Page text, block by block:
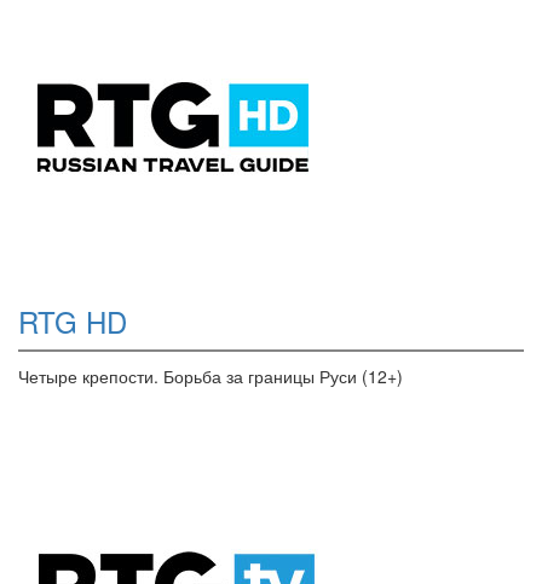
RTG HD
Четыре крепости. Борьба за границы Руси (12+)